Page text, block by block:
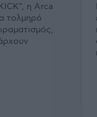
η Arca
τολμηρό